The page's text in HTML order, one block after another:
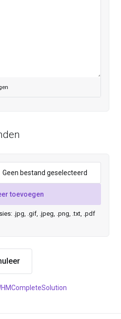
Geen bestand geselecteerd
toevoegen
.jpg, .gif, .jpeg, .png, .txt, .pdf